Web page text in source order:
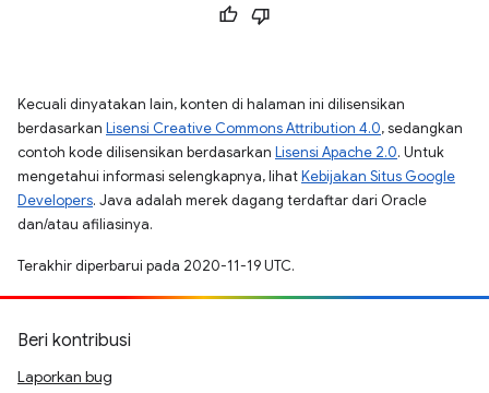
Kecuali dinyatakan lain, konten di halaman ini dilisensikan
berdasarkan Lisensi Creative Commons Attribution 4.0, sedangkan
contoh kode dilisensikan berdasarkan Lisensi Apache 2.0. Untuk
mengetahui informasi selengkapnya, lihatKebijakan Situs Google
Developers. Java adalah merek dagang terdaftar dari Oracle
dan/atau afiliasinya.
Terakhir diperbarui pada 2020-11-19 UTC.
Beri kontribusi
Laporkan bug